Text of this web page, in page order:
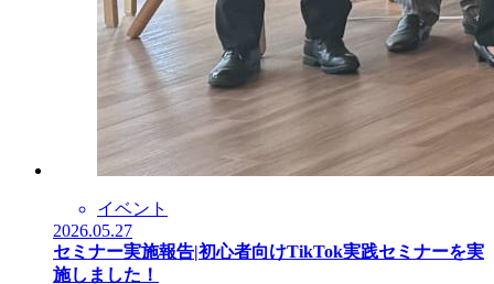
イベント
2026.05.27
セミナー実施報告|初心者向けTikTok実践セミナーを実
施しました！